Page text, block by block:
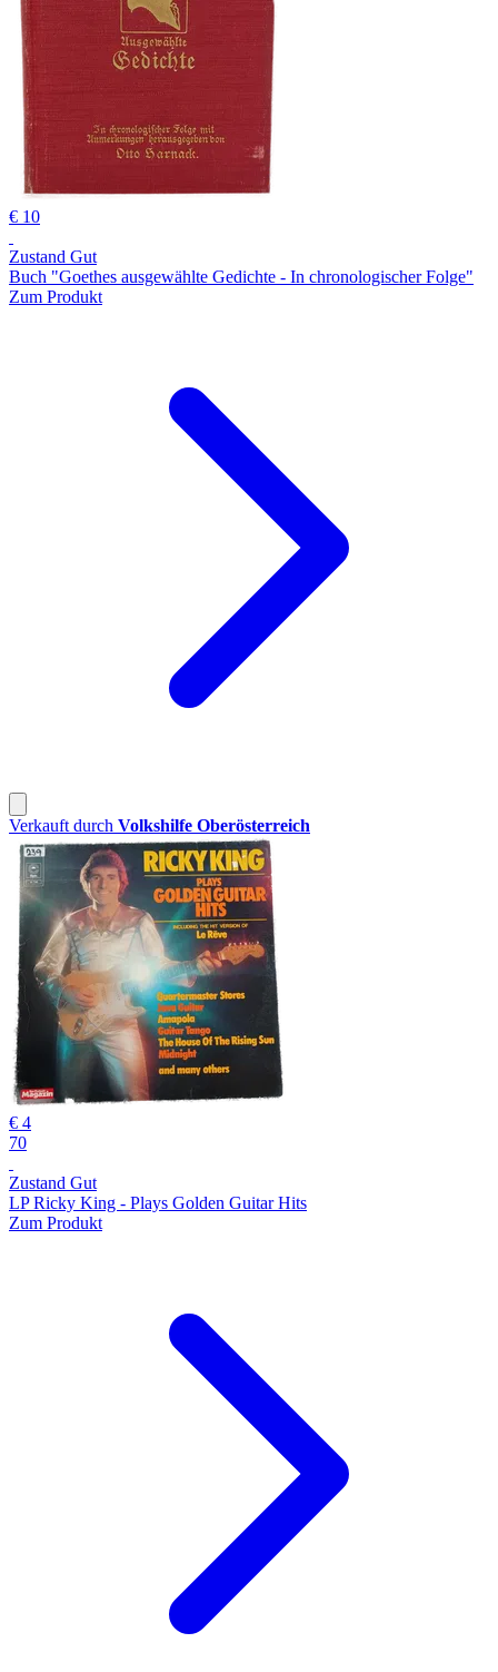
€ 10
Zustand Gut
Buch "Goethes ausgewählte Gedichte - In chronologischer Folge"
Zum Produkt
Verkauft durch Volkshilfe Oberösterreich
€ 4
70
Zustand Gut
LP Ricky King - Plays Golden Guitar Hits
Zum Produkt